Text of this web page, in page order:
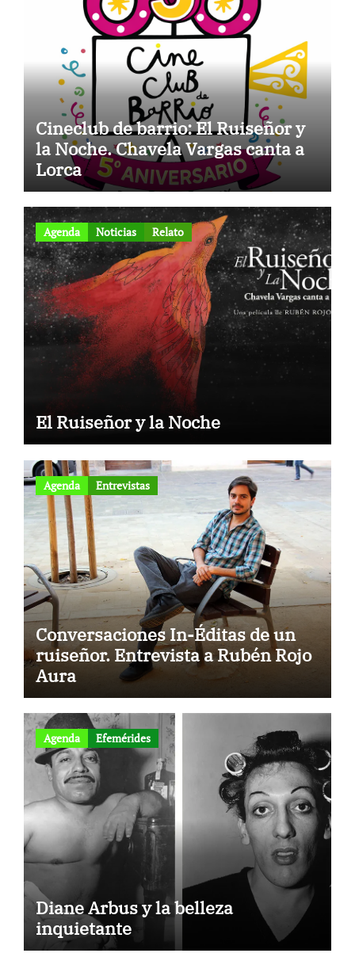
Cineclub de barrio: El Ruiseñor y
la Noche. Chavela Vargas canta a
Lorca
Agenda Noticias Relato
El Ruiseñor y la Noche
Agenda Entrevistas
Conversaciones In-Éditas de un
ruiseñor. Entrevista a Rubén Rojo
Aura
Agenda Efemérides
Diane Arbus y la belleza
inquietante